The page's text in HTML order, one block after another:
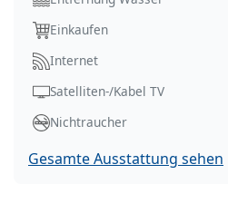
Einkaufen
Internet
Satelliten-/Kabel TV
Nichtraucher
Gesamte Ausstattung sehen